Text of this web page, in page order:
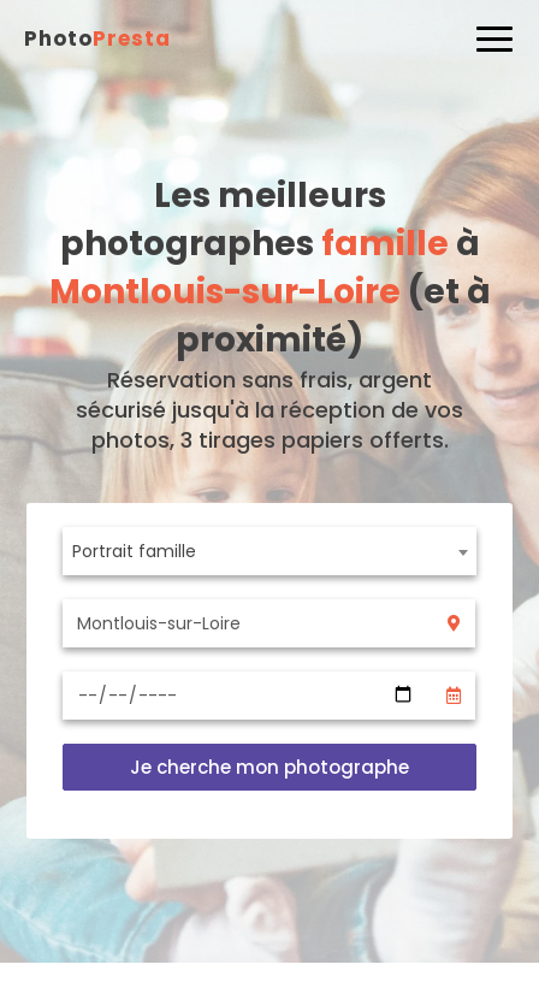
PhotoPresta
Les meilleurs
photographes famille à
Montlouis-sur-Loire(et à
proximité)
Réservation sans frais, argent
sécurisé jusqu'à la réception de vos
photos, 3 tirages papiers offerts.
Portrait famille
Je cherche mon photographe